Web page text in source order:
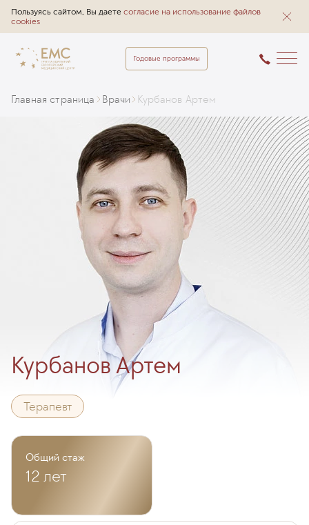
Пользуясь сайтом, Вы даете согласие на использование файлов
cookies
Годовые программы
Главная страница Врачи Курбанов Артем
Курбанов Артем
Терапевт
Общий стаж
12 лет